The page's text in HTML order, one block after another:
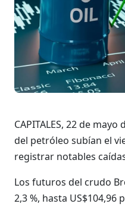
CAPITALES, 22 de
del petróleo subían el
registrar notables
Los futuros del crudo
2,3 %, hasta US$104,96